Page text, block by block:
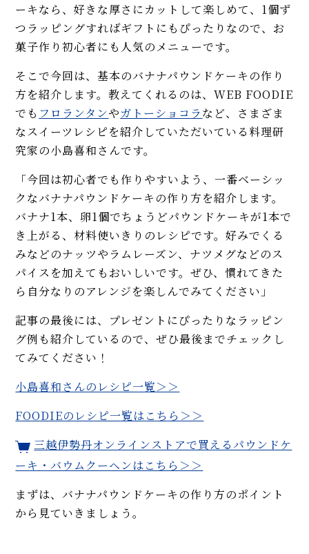
ーキなら、好きな厚さにカットして楽しめて、1個ず
つラッピングすればギフトにもぴったりなので、お
菓子作り初心者にも人気のメニューです。
そこで今回は、基本のバナナパウンドケーキの作り
方を紹介します。教えてくれるのは、WEB FOODIE
でも フロランタンやガトーショコラなど、さまざま
なスイーツレシピを紹介していただいている料理研
究家の小島喜和さんです。
「今回は初心者でも作りやすいよう、一番ベーシッ
クなバナナパウンドケーキの作り方を紹介します。
バナナ1本、卵1個でちょうどパウンドケーキが1本で
き上がる、材料使いきりのレシピです。好みでくる
みなどのナッツやラムレーズン、ナツメグなどのス
パイスを加えてもおいしいです。ぜひ、慣れてきた
ら自分なりのアレンジを楽しんでみてください」
記事の最後には、プレゼントにぴったりなラッピン
グ例も紹介しているので、ぜひ最後までチェックし
てみてください！
小島喜和さんのレシピ一覧＞＞
FOODIEのレシピ一覧はこちら＞＞
三越伊勢丹オンラインストアで買えるパウンドケ
ーキ・バウムクーヘンはこちら＞＞
まずは、バナナパウンドケーキの作り方のポイント
から見ていきましょう。
【砂糖があればOK】金柑ジャム
＆甘露煮のレシピ。柑橘のフレ
ッシュさを閉じ込めるコツ
調味料は砂糖だけ！ いちじくの
甘露煮のレシピ。ふっくらやわ
らかく仕上げるコツ
【簡単レシピ】すだちとかぼす
は丸ごと食べられる！ 意外な組
桃、マンゴー、スイカ…旬のフル
ーツのおいしい楽しみ方
MORE
モヒートの基本レシピ。すっきり
爽快！
MORE